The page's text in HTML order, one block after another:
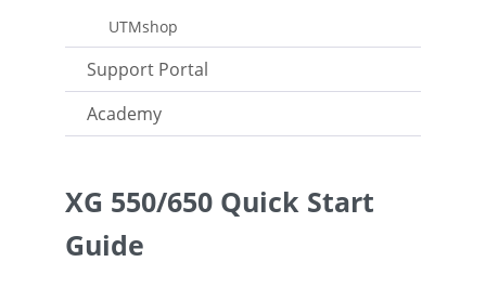
UTMshop
Support Portal
Academy
XG 550/650 Quick Start
Guide